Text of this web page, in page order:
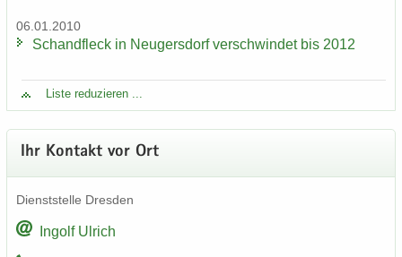
06.01.2010
Schand­fleck in Neu­gers­dorf ver­schwin­det bis 2012
Liste re­du­zie­ren ...
Ihr Kon­takt vor Ort
Dienst­stel­le Dres­den
In­golf Ul­rich